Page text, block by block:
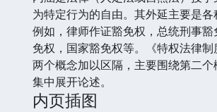
为特定行为的自由。其外延主要是各
例如，律师作证豁免权，总统刑事
免权，国家豁免权等。《特权法律
两个概念加以区隔，主要围绕第二
集中展开论述。
内页插图